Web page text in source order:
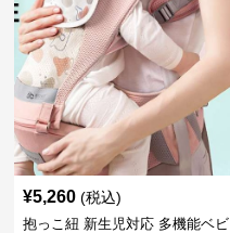
¥5,260 (税込)
抱っこ紐 新生児対応 多機能ベビ